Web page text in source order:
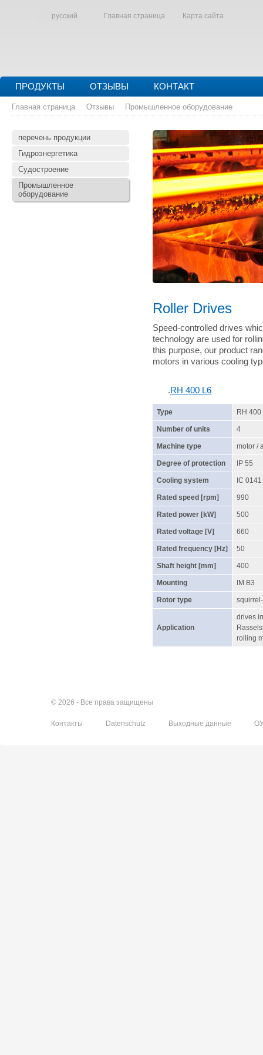
русский Главная страница Карта сайта
ПРОДУКТЫ ОТЗЫВЫ КОНТАКТ
Главная страница Отзывы Промышленное оборудование
перечень продукции
Гидроэнергетика
Судостроение
Промышленное
оборудование
Roller Drives
Speed-controlled drives
technology are used for
this purpose, our product
motors in various cooling
.RH 400 L6
Type RH 400
Number of units 4
Machine type motor /
Degree of protection IP 55
Cooling system IC 0141
Rated speed [rpm] 990
Rated power [kW] 500
Rated voltage [V] 660
Rated frequency [Hz] 50
Shaft height [mm] 400
Mounting IM B3
Rotor type
Application
drives
rolling
© 2026 - Все права защищены
Контакты Datenschutz Выходные данные